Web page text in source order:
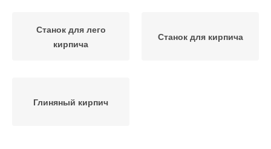
Станок для лего
кирпича
Станок для кирпича
Глиняный кирпич